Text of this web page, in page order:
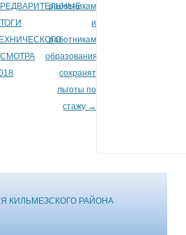
работникам
и
работникам
образования
сохранят
льготы по
стажу →
КИЛЬМЕЗСКОГО РАЙОНА